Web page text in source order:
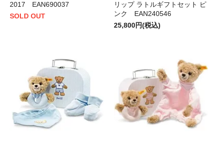
2017 EAN690037
SOLD OUT
リップ ラトルギフトセット ピ
ンク EAN240546
25,800円(税込)